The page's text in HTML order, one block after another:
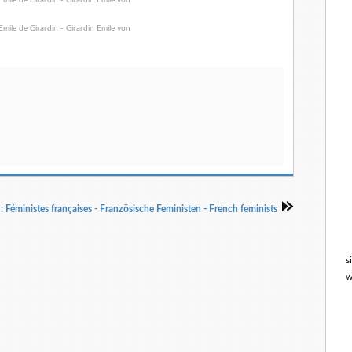
Féministes françaises - Französische Feministen - French feminists